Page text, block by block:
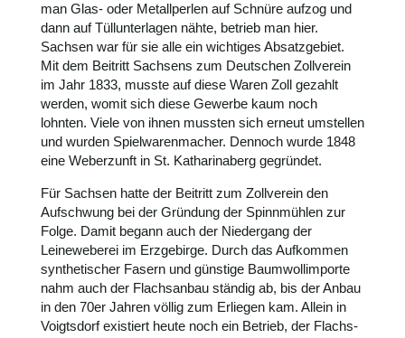
man Glas- oder Metallperlen auf Schnüre aufzog und
dann auf Tüllunterlagen nähte, betrieb man hier.
Sachsen war für sie alle ein wichtiges Absatzgebiet.
Mit dem Beitritt Sachsens zum Deutschen Zollverein
im Jahr 1833, musste auf diese Waren Zoll gezahlt
werden, womit sich diese Gewerbe kaum noch
lohnten. Viele von ihnen mussten sich erneut umstellen
und wurden Spielwarenmacher. Dennoch wurde 1848
eine Weberzunft in St. Katharinaberg gegründet.
Für Sachsen hatte der Beitritt zum Zollverein den
Aufschwung bei der Gründung der Spinnmühlen zur
Folge. Damit begann auch der Niedergang der
Leineweberei im Erzgebirge. Durch das Aufkommen
synthetischer Fasern und günstige Baumwollimporte
nahm auch der Flachsanbau ständig ab, bis der Anbau
in den 70er Jahren völlig zum Erliegen kam. Allein in
Voigtsdorf existiert heute noch ein Betrieb, der Flachs-